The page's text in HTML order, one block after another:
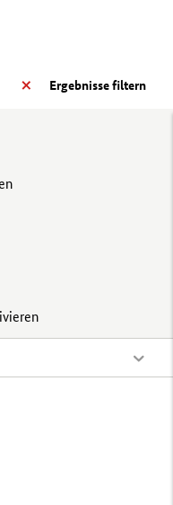
Ergebnisse filtern